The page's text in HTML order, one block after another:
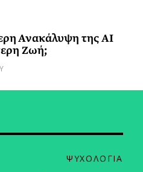
Ανακάλυψη της AI
Ζωή;
ΨΥΧΟΛΟΓΙΑ